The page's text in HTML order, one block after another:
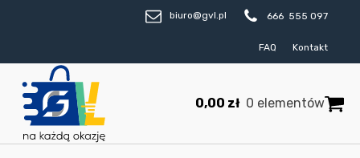
biuro@gvl.pl 666 555 097
FAQ Kontakt
0,00 zł 0 elementów